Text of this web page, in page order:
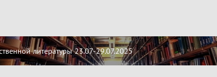
литературы 23.07-29.07.2025